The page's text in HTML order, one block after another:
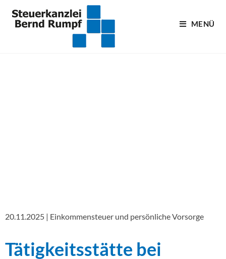
MENÜ
20.11.2025 | Einkommensteuer und persönliche Vorsorge
Tätigkeitsstätte bei